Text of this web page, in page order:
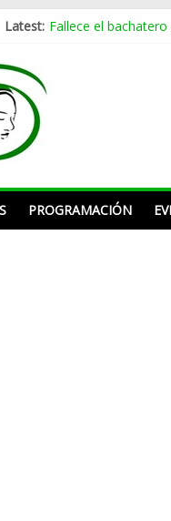
Latest: Fallece el
Omega tenía siete
La despedida de
Pregunta
PROGRAMACIÓN